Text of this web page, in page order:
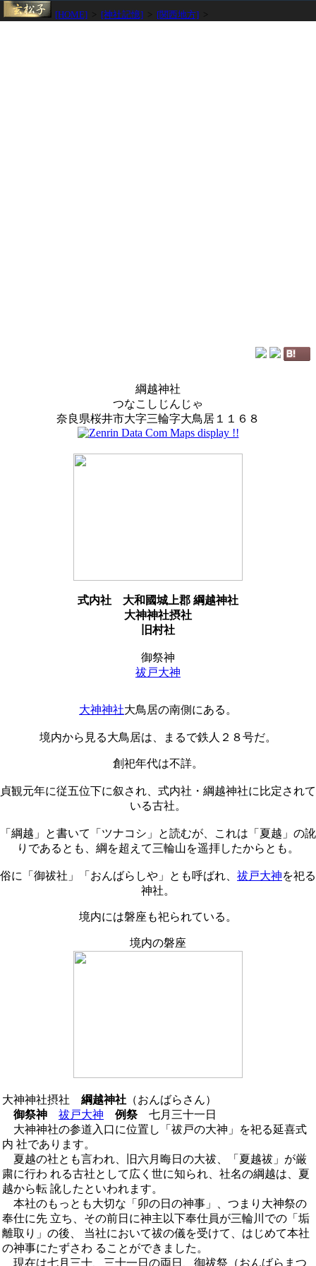
[HOME] [神社記憶] [関西地方]
綱越神社
つなこしじんじゃ
奈良県桜井市大字三輪字大鳥居１１６８
式内社
大和國城上郡 綱越神社
大神神社摂社
旧村社
御祭神
祓戸大神
大神神社大鳥居の南側にある。
境内から見る大鳥居は、まるで鉄人２８号だ。
創祀年代は不詳。
貞観元年に従五位下に叙され、式内社・綱越神社に比定されて
いる古社。
「綱越」と書いて「ツナコシ」と読むが、これは「夏越」の訛
りであるとも、綱を超えて三輪山を遥拝したからとも。
俗に「御祓社」「おんばらしや」とも呼ばれ、 祓戸大神を祀る
神社。
境内には磐座も祀られている。
境内の磐座
大神神社摂社 綱越神社 （おんばらさん）
御祭神
祓戸大神 例祭七月三十一日
大神神社の参道入口に位置し「祓戸の大神」を祀る延喜式
内 社であります。
夏越の社とも言われ、旧六月晦日の大祓、「夏越祓」が厳
粛に行わ れる古社として広く世に知られ、社名の綱越は、夏
越から転 訛したといわれます。
本社のもっとも大切な「卯の日の神事」、つまり大神祭の
奉仕に先 立ち、その前日に神主以下奉仕員が三輪川での「垢
離取り」の後、 当社において祓の儀を受けて、はじめて本社
の神事にたずさわ ることができました。
現在は七月三十、三十一日の両日、御祓祭（おんばらまつ